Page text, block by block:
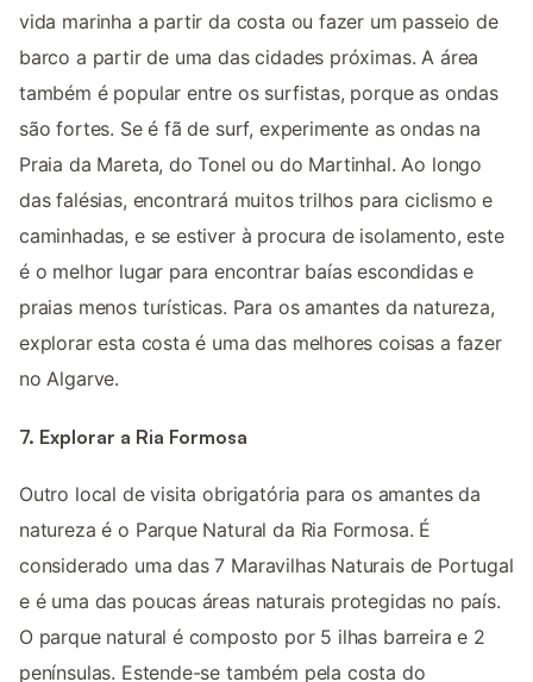
vida marinha a partir da costa ou fazer um passeio de
barco a partir de uma das cidades próximas. A área
também é popular entre os surfistas, porque as ondas
são fortes. Se é fã de surf, experimente as ondas na
Praia da Mareta, do Tonel ou do Martinhal. Ao longo
das falésias, encontrará muitos trilhos para ciclismo e
caminhadas, e se estiver à procura de isolamento, este
é o melhor lugar para encontrar baías escondidas e
praias menos turísticas. Para os amantes da natureza,
explorar esta costa é uma das melhores coisas a fazer
no Algarve.
7. Explorar a Ria Formosa
Outro local de visita obrigatória para os amantes da
natureza é o Parque Natural da Ria Formosa. É
considerado uma das 7 Maravilhas Naturais de Portugal
e é uma das poucas áreas naturais protegidas no país.
O parque natural é composto por 5 ilhas barreira e 2
penínsulas. Estende-se também pela costa do